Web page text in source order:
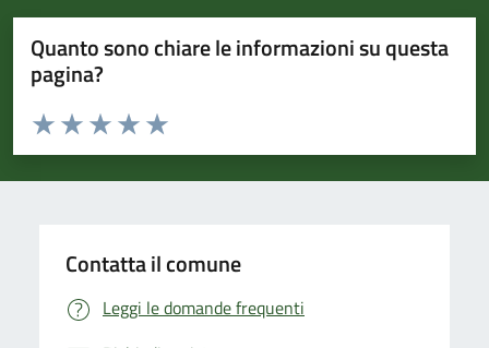
Quanto sono chiare le informazioni su questa
pagina?
Valuta da 1 a 5 stelle la pagina
Valuta 5 stelle su 5
Valuta 4 stelle su 5
Valuta 3 stelle su 5
Valuta 2 stelle su 5
Valuta 1 stelle su 5
Contatta il comune
Leggi le domande frequenti